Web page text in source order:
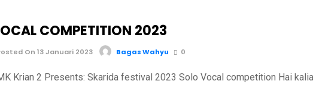
COMPETITION 2023
On 13 Januari 2023 Bagas Wahyu 0
Krian 2 Presents: Skarida festival 2023 Solo Vocal competition Hai